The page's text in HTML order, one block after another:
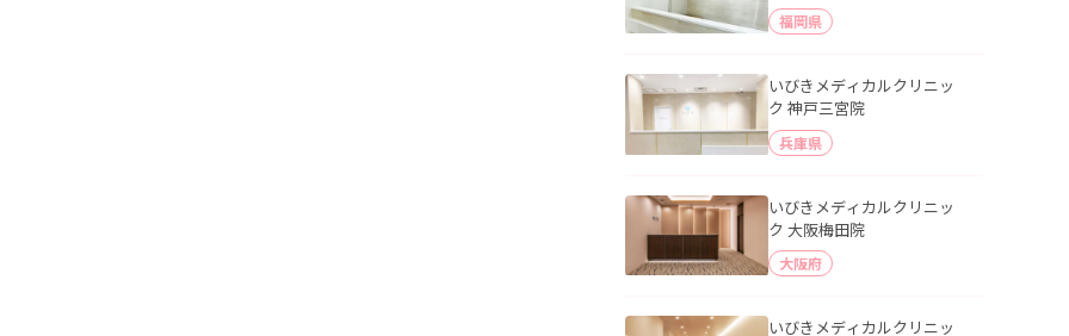
福岡県
いびきメディカルクリニッ
ク 神戸三宮院
兵庫県
いびきメディカルクリニッ
ク 大阪梅田院
大阪府
いびきメディカルクリニッ